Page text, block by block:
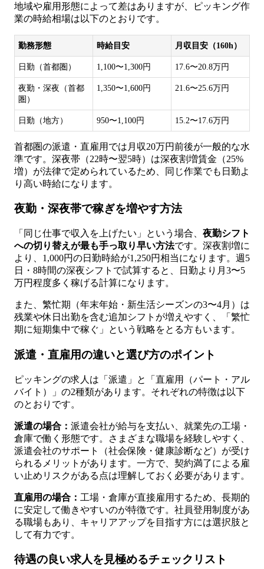
地域や雇用形態によって差はありますが、ピッキング作
業の時給相場は以下のとおりです。
勤務形態 時給目安 月収目安（160h）
日勤（首都圏） 1,100〜1,300円 17.6〜20.8万円
夜勤・深夜（首都
圏）
1,350〜1,600円 21.6〜25.6万円
日勤（地方） 950〜1,100円 15.2〜17.6万円
首都圏の派遣・直雇用では月収20万円前後が一般的な水
準です。深夜帯（22時〜翌5時）は深夜割増賃金（25%
増）が法律で定められているため、同じ作業でも日勤よ
り高い時給になります。
夜勤・深夜帯で稼ぎを増やす方法
「同じ仕事で収入を上げたい」という場合、 夜勤シフト
への切り替えが最も手っ取り早い方法です。深夜割増に
より、1,000円の日勤時給が1,250円相当になります。週5
日・8時間の深夜シフトで試算すると、日勤より月3〜5
万円程度多く稼げる計算になります。
また、繁忙期（年末年始・新生活シーズンの3〜4月）は
残業や休日出勤を含む追加シフトが増えやすく、「繁忙
期に短期集中で稼ぐ」という戦略をとる方もいます。
派遣・直雇用の違いと選び方のポイント
ピッキングの求人は「派遣」と「直雇用（パート・アル
バイト）」の2種類があります。それぞれの特徴は以下
のとおりです。
派遣の場合： 派遣会社が給与を支払い、就業先の工場・
倉庫で働く形態です。さまざまな職場を経験しやすく、
派遣会社のサポート（社会保険・健康診断など）が受け
られるメリットがあります。一方で、契約満了による雇
い止めリスクがある点は理解しておく必要があります。
直雇用の場合： 工場・倉庫が直接雇用するため、長期的
に安定して働きやすいのが特徴です。社員登用制度があ
る職場もあり、キャリアアップを目指す方には選択肢と
して有力です。
待遇の良い求人を見極めるチェックリスト